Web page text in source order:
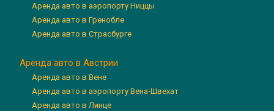
Аренда авто в аэропорту Ниццы
Аренда авто в Гренобле
Аренда авто в Страсбурге
Аренда авто в Австрии
Аренда авто в Вене
Аренда авто в аэропорту Вена-Швехат
Аренда авто в Линце